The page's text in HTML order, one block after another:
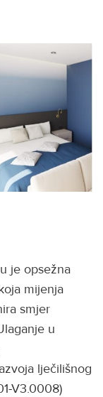
je opsežna
mijenja
smjer
u
lječilišnog
V3.0008)